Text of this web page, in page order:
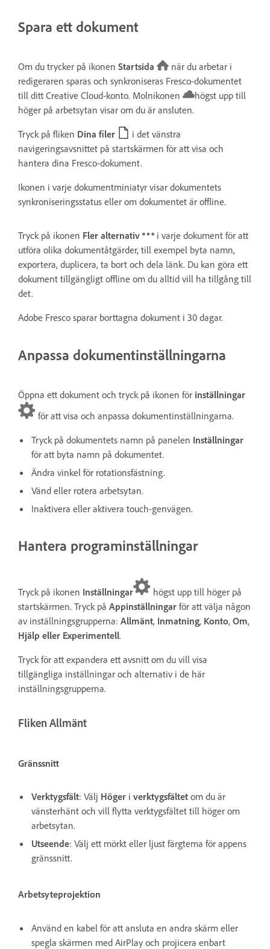
Spara ett dokument
Om du trycker på ikonen Startsida
när du arbetar i
redigeraren sparas och synkroniseras Fresco-dokumentet
till ditt Creative Cloud-konto. Molnikonen
högst upp till
höger på arbetsytan visar om du är ansluten.
Tryck på fliken Dina filer
i det vänstra
navigeringsavsnittet på startskärmen för att visa och
hantera dina Fresco-dokument.
Ikonen i varje dokumentminiatyr visar dokumentets
synkroniseringsstatus eller om dokumentet är offline.
Tryck på ikonen Fler alternativ
i varje dokument för att
utföra olika dokumentåtgärder, till exempel byta namn,
exportera, duplicera, ta bort och dela länk. Du kan göra ett
dokument tillgängligt offline om du alltid vill ha tillgång till
det.
Adobe Fresco sparar borttagna dokument i 30 dagar.
Anpassa dokumentinställningarna
Öppna ett dokument och tryck på ikonen för inställningar
för att visa och anpassa dokumentinställningarna.
Tryck på dokumentets namn på panelen Inställningar
för att byta namn på dokumentet.
Ändra vinkel för rotationsfästning.
Vänd eller rotera arbetsytan.
Inaktivera eller aktivera touch-genvägen.
Hantera programinställningar
Tryck på ikonen Inställningar
högst upp till höger på
startskärmen. Tryck på Appinställningar för att välja någon
av inställningsgrupperna: Allmänt, Inmatning, Konto, Om,
Hjälp eller Experimentell.
Tryck för att expandera ett avsnitt om du vill visa
tillgängliga inställningar och alternativ i de här
inställningsgrupperna.
Fliken Allmänt
Gränssnitt
Verktygsfält: Välj Höger i verktygsfältet om du är
vänsterhänt och vill flytta verktygsfältet till höger om
arbetsytan.
Utseende: Välj ett mörkt eller ljust färgtema för appens
gränssnitt.
Arbetsyteprojektion
Använd en kabel för att ansluta en andra skärm eller
spegla skärmen med AirPlay och projicera enbart